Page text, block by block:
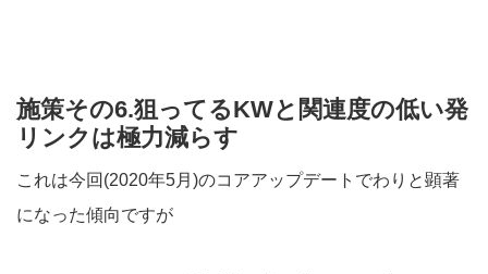
施策その6.狙ってるKWと関連度の低い発
リンクは極力減らす
これは今回(2020年5月)のコアアップデートでわりと顕著
になった傾向ですが